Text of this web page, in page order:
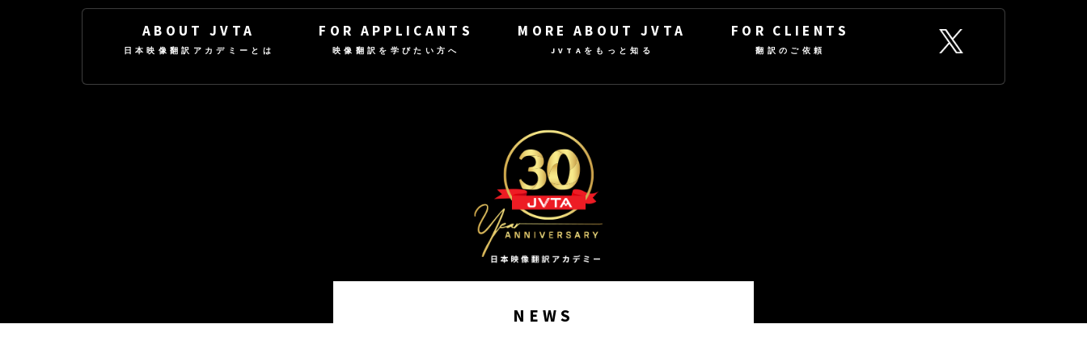
ABOUT JVTA
日本映像翻訳アカデミーとは
FOR APPLICANTS
映像翻訳を学びたい方へ
MORE ABOUT JVTA
JVTAをもっと知る
FOR CLIENTS
翻訳のご依頼
NEWS